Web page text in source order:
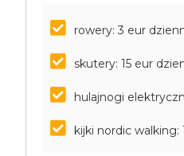
rowery: 3 eur
skutery: 15 eur
hulajnogi
kijki nordic walking: